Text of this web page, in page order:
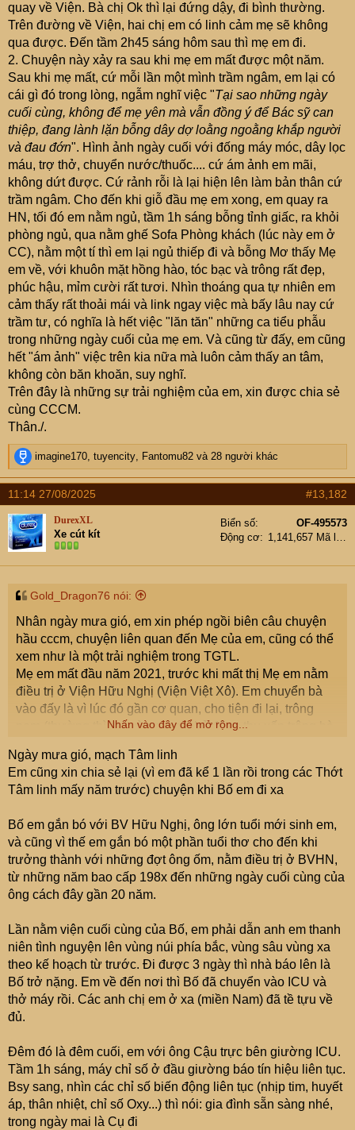
quay về Viện. Bà chị Ok thì lại đứng dậy, đi bình thường.
Trên đường về Viện, hai chị em có linh cảm mẹ sẽ không
qua được. Đến tầm 2h45 sáng hôm sau thì mẹ em đi.
2. Chuyện này xảy ra sau khi mẹ em mất được một năm.
Sau khi mẹ mất, cứ mỗi lần một mình trầm ngâm, em lại có
cái gì đó trong lòng, ngẫm nghĩ việc "Tại sao những ngày
cuối cùng, không để mẹ yên mà vẫn đồng ý để Bác sỹ can
thiệp, đang lành lặn bỗng dây dợ loằng ngoằng khắp người
và đau đớn". Hình ảnh ngày cuối với đống máy móc, dây lọc
máu, trợ thở, chuyển nước/thuốc.... cứ ám ảnh em mãi,
không dứt được. Cứ rảnh rỗi là lại hiện lên làm bản thân cứ
trầm ngâm. Cho đến khi giỗ đầu mẹ em xong, em quay ra
HN, tối đó em nằm ngủ, tầm 1h sáng bỗng tỉnh giấc, ra khỏi
phòng ngủ, qua nằm ghế Sofa Phòng khách (lúc này em ở
CC), nằm một tí thì em lại ngủ thiếp đi và bỗng Mơ thấy Mẹ
em về, với khuôn mặt hồng hào, tóc bạc và trông rất đẹp,
phúc hậu, mỉm cười rất tươi. Nhìn thoáng qua tự nhiên em
cảm thấy rất thoải mái và link ngay việc mà bấy lâu nay cứ
trầm tư, có nghĩa là hết việc "lăn tăn" những ca tiểu phẫu
trong những ngày cuối của mẹ em. Và cũng từ đấy, em cũng
hết "ám ảnh" việc trên kia nữa mà luôn cảm thấy an tâm,
không còn băn khoăn, suy nghĩ.
Trên đây là những sự trải nghiệm của em, xin được chia sẻ
cùng CCCM.
Thân./.
R
e
a
c
t
i
o
n
s
imagine170, tuyencity, Fantomu82 và 28 người khác
11:14 27/08/2025 #13,182
DurexXL
Xe cút kít
Biển số
OF-495573
Động cơ
1,141,657 Mã lực
Gold_Dragon76 nói:
Nhân ngày mưa gió, em xin phép ngồi biên câu chuyện
hầu cccm, chuyện liên quan đến Mẹ của em, cũng có thể
xem như là một trải nghiệm trong TGTL.
Mẹ em mất đầu năm 2021, trước khi mất thị Mẹ em nằm
điều trị ở Viện Hữu Nghị (Viện Việt Xô). Em chuyển bà
vào đấy là vì lúc đó gần cơ quan, cho tiện đi lại, trông
nom (thường thì em và em trai chủ động thu xếp trông bà,
được).
1. Trước khi mẹ em mất 1 tuần thì bà được chuyển về
Khoa hồi sức cấp cứu (hoặc tương tự vậy, thường giai
được 1 - 2 hôm gì đó thì chị gái em từ Miền Nam bay ra,
hỗ trợ hai ae chăm bà. Đến ngày cuối, nghĩ là chắc bà
vẫn còn nằm dài dài nữa nên Chị gái xin phép bay vào
MN để thu xếp cv rồi lại bay ra sau (do hôm đi gấp nên
còn tồn một số việc). Sáng hôm đó, em chở Chị ra Sân
em ra lấy xe về. Nhưng hôm đó, em không về ngay mà ra
sảnh và ngồi tư lự một mình. Bỗng một lúc sau, Chị gái
gọi điện bảo là Chị bị khụy chân xuống, không đi được,
đang ngồi ở chỗ cửa, ngay sau gần CB Hải quan để làm
thủ tục lúc vào ấy. Cùng lúc đó, em có thêm cuộc gọi khác
của người nhà, bảo về Viện gấp, các Bác sỹ vừa hội
lượng xấu.
Nghe xong, em gọi lại chị gái, bảo là hủy vé, hai chị em
quay về Viện. Bà chị Ok thì lại đứng dậy, đi bình thường.
Trên đường về Viện, hai chị em có linh cảm mẹ sẽ không
Nhấn vào đây để mở rộng...
Ngày mưa gió, mạch Tâm linh
Em cũng xin chia sẻ lại (vì em đã kể 1 lần rồi trong các Thớt
Tâm linh mấy năm trước) chuyện khi Bố em đi xa
Bố em gắn bó với BV Hữu Nghị, ông lớn tuổi mới sinh em,
và cũng vì thế em gắn bó một phần tuổi thơ cho đến khi
trưởng thành với những đợt ông ốm, nằm điều trị ở BVHN,
từ những năm bao cấp 198x đến những ngày cuối cùng của
ông cách đây gần 20 năm.
Lần nằm viện cuối cùng của Bố, em phải dẫn anh em thanh
niên tình nguyện lên vùng núi phía bắc, vùng sâu vùng xa
theo kế hoạch từ trước. Đi được 3 ngày thì nhà báo lên là
Bố trở nặng. Em về đến nơi thì Bố đã chuyển vào ICU và
thở máy rồi. Các anh chị em ở xa (miền Nam) đã tề tựu về
đủ.
Đêm đó là đêm cuối, em với ông Cậu trực bên giường ICU.
Tầm 1h sáng, máy chỉ số ở đầu giường báo tín hiệu liên tục.
Bsy sang, nhìn các chỉ số biến động liên tục (nhịp tim, huyết
áp, thân nhiệt, chỉ số Oxy...) thì nói: gia đình sẵn sàng nhé,
trong ngày mai là Cụ đi